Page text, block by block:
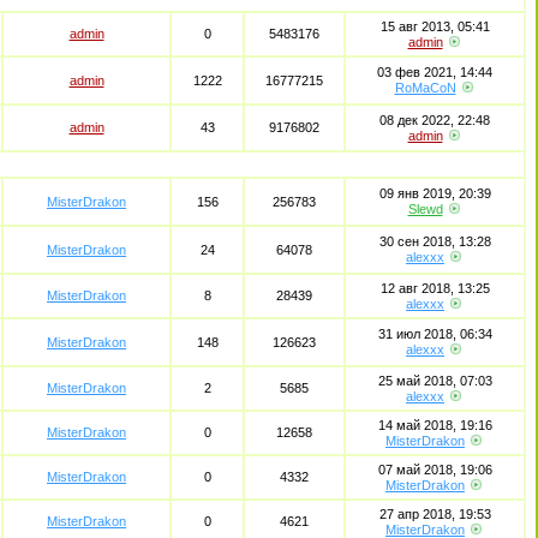
admin 0 5483176
15 авг 2013, 05:41
admin
admin 1222 16777215
03 фев 2021, 14:44
RoMaCoN
admin 43 9176802
08 дек 2022, 22:48
admin
MisterDrakon 156 256783
09 янв 2019, 20:39
Slewd
MisterDrakon 24 64078
30 сен 2018, 13:28
alexxx
MisterDrakon 8 28439
12 авг 2018, 13:25
alexxx
MisterDrakon 148 126623
31 июл 2018, 06:34
alexxx
MisterDrakon 2 5685
25 май 2018, 07:03
alexxx
MisterDrakon 0 12658
14 май 2018, 19:16
MisterDrakon
MisterDrakon 0 4332
07 май 2018, 19:06
MisterDrakon
MisterDrakon 0 4621
27 апр 2018, 19:53
MisterDrakon